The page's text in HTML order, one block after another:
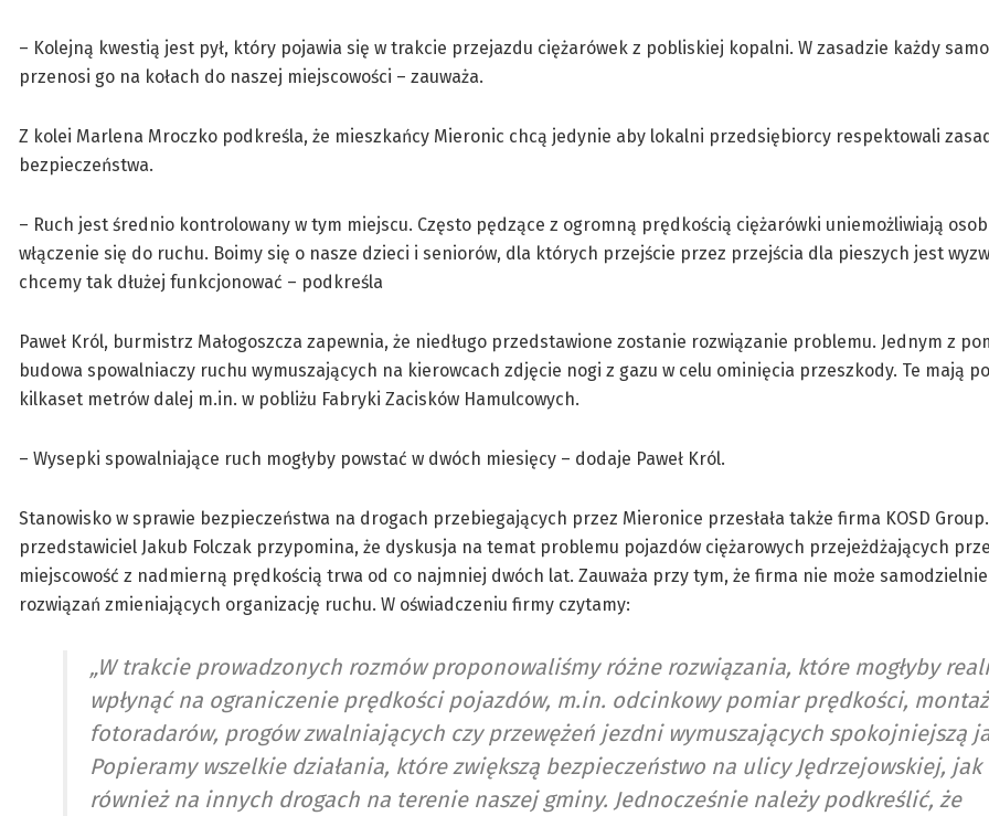
– Kolejną kwestią jest pył, który pojawia się w trakcie przejazdu ciężarówek z pobliskiej kopalni. W zasadzie każdy
przenosi go na kołach do naszej miejscowości – zauważa.
Z kolei Marlena Mroczko podkreśla, że mieszkańcy Mieronic chcą jedynie aby lokalni przedsiębiorcy respektowali
bezpieczeństwa.
– Ruch jest średnio kontrolowany w tym miejscu. Często pędzące z ogromną prędkością ciężarówki uniemożliwiają
włączenie się do ruchu. Boimy się o nasze dzieci i seniorów, dla których przejście przez przejścia dla pieszych jest
chcemy tak dłużej funkcjonować – podkreśla
Paweł Król, burmistrz Małogoszcza zapewnia, że niedługo przedstawione zostanie rozwiązanie problemu. Jednym z
budowa spowalniaczy ruchu wymuszających na kierowcach zdjęcie nogi z gazu w celu ominięcia przeszkody. Te mają
kilkaset metrów dalej m.in. w pobliżu Fabryki Zacisków Hamulcowych.
– Wysepki spowalniające ruch mogłyby powstać w dwóch miesięcy – dodaje Paweł Król.
Stanowisko w sprawie bezpieczeństwa na drogach przebiegających przez Mieronice przesłała także firma KOSD
przedstawiciel Jakub Folczak przypomina, że dyskusja na temat problemu pojazdów ciężarowych przejeżdżających
miejscowość z nadmierną prędkością trwa od co najmniej dwóch lat. Zauważa przy tym, że firma nie może
rozwiązań zmieniających organizację ruchu. W oświadczeniu firmy czytamy:
„W trakcie prowadzonych rozmów proponowaliśmy różne rozwiązania, które mogłyby
wpłynąć na ograniczenie prędkości pojazdów, m.in. odcinkowy pomiar prędkości, montaż
fotoradarów, progów zwalniających czy przewężeń jezdni wymuszających spokojniejszą
Popieramy wszelkie działania, które zwiększą bezpieczeństwo na ulicy Jędrzejowskiej, jak
również na innych drogach na terenie naszej gminy. Jednocześnie należy podkreślić, że